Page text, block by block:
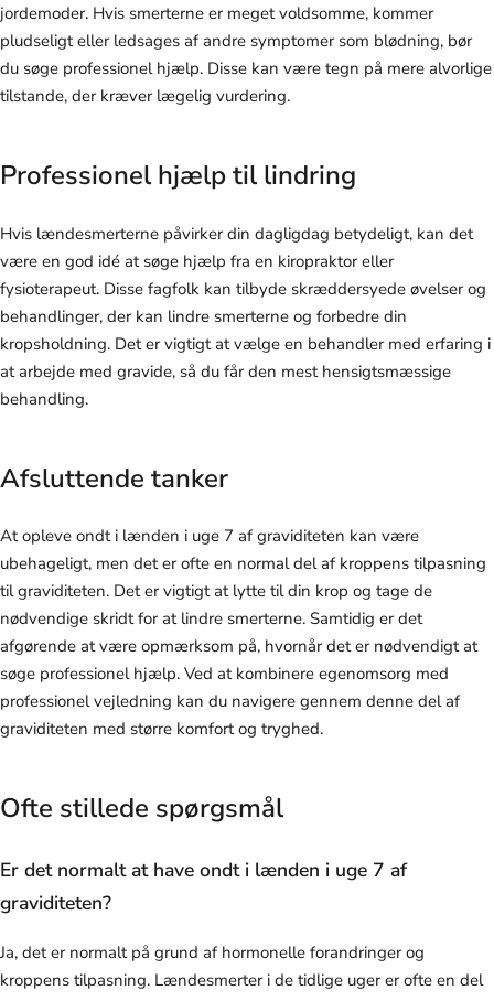
jordemoder. Hvis smerterne er meget voldsomme, kommer
pludseligt eller ledsages af andre symptomer som blødning, bør
du søge professionel hjælp. Disse kan være tegn på mere alvorlige
tilstande, der kræver lægelig vurdering.
Professionel hjælp til lindring
Hvis lændesmerterne påvirker din dagligdag betydeligt, kan det
være en god idé at søge hjælp fra en kiropraktor eller
fysioterapeut. Disse fagfolk kan tilbyde skræddersyede øvelser og
behandlinger, der kan lindre smerterne og forbedre din
kropsholdning. Det er vigtigt at vælge en behandler med erfaring i
at arbejde med gravide, så du får den mest hensigtsmæssige
behandling.
Afsluttende tanker
At opleve ondt i lænden i uge 7 af graviditeten kan være
ubehageligt, men det er ofte en normal del af kroppens tilpasning
til graviditeten. Det er vigtigt at lytte til din krop og tage de
nødvendige skridt for at lindre smerterne. Samtidig er det
afgørende at være opmærksom på, hvornår det er nødvendigt at
søge professionel hjælp. Ved at kombinere egenomsorg med
professionel vejledning kan du navigere gennem denne del af
graviditeten med større komfort og tryghed.
Ofte stillede spørgsmål
Er det normalt at have ondt i lænden i uge 7 af
graviditeten?
Ja, det er normalt på grund af hormonelle forandringer og
kroppens tilpasning. Lændesmerter i de tidlige uger er ofte en del